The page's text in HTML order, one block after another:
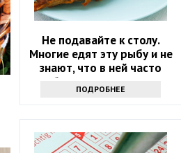
Не подавайте к столу.
Многие едят эту рыбу и не
знают, что в ней часто
бывают паразиты
ПОДРОБНЕЕ